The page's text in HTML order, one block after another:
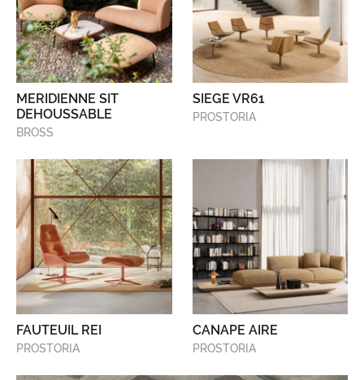
MERIDIENNE SIT
DEHOUSSABLE
BROSS
SIEGE VR61
PROSTORIA
FAUTEUIL REI
PROSTORIA
CANAPE AIRE
PROSTORIA